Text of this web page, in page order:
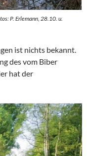
P. Erlemann, 28.10. u.
ist nichts bekannt.
des vom Biber
hat der